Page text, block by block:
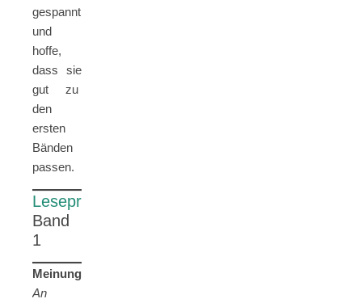
gespannt
und
hoffe,
dass sie
gut zu
den
ersten
Bänden
passen.
Leseprobe
Band
1
Meinung:
An